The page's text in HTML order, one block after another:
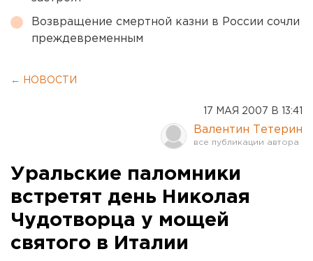
Возвращение смертной казни в России сочли
преждевременным
← НОВОСТИ
17 МАЯ 2007 В 13:41
Валентин Тетерин
Уральские паломники
встретят день Николая
Чудотворца у мощей
святого в Италии